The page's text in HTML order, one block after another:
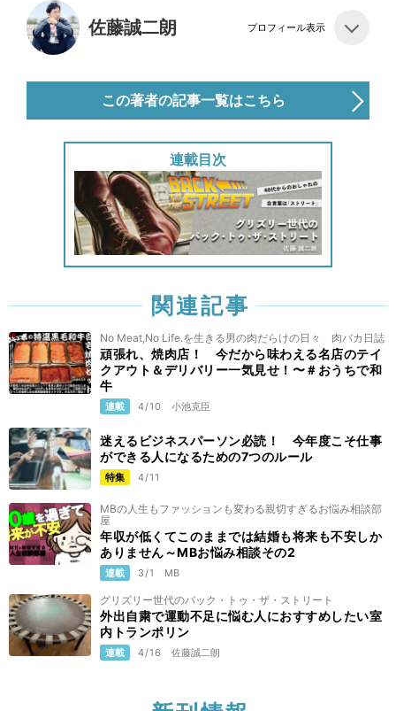
佐藤誠二朗 プロフィール表示
この著者の記事一覧はこちら
連載目次
関連記事
No Meat,No Life.を生きる男の肉だらけの日々 肉バカ日誌
頑張れ、焼肉店！ 今だから味わえる名店のテイ
クアウト＆デリバリー一気見せ！〜＃おうちで和
牛
連載 4/10 小池克臣
迷えるビジネスパーソン必読！ 今年度こそ仕事
ができる人になるための7つのルール
特集 4/11
MBの人生もファッションも変わる親切すぎるお悩み相談部
屋
年収が低くてこのままでは結婚も将来も不安しか
ありません～MBお悩み相談その2
連載 3/1 MB
グリズリー世代のバック・トゥ・ザ・ストリート
外出自粛で運動不足に悩む人におすすめしたい室
内トランポリン
連載 4/16 佐藤誠二朗